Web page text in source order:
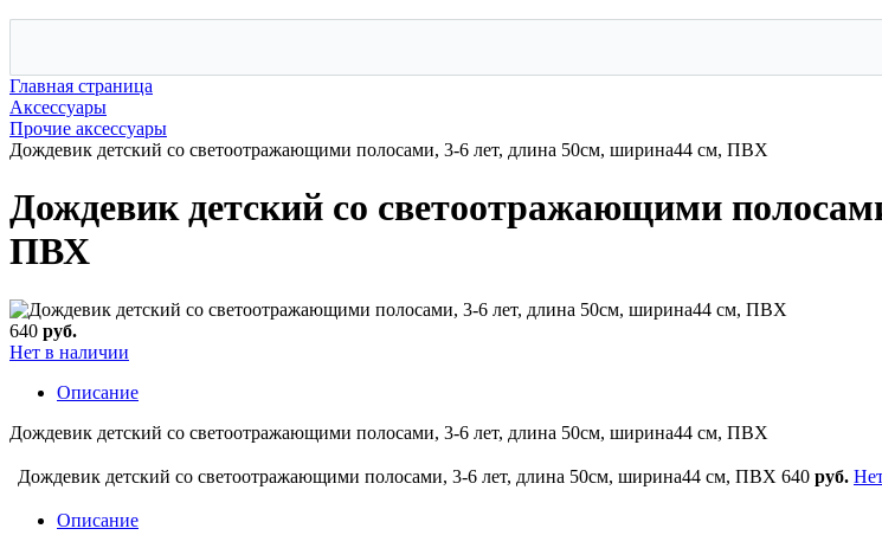
Главная страница
Аксессуары
Прочие аксессуары
Дождевик детский со светоотражающими полосами, 3-6 лет, длина 50см, ширина44 см, ПВХ
Дождевик детский со светоотражающими
ПВХ
640 руб.
Нет в наличии
Описание
Дождевик детский со светоотражающими полосами, 3-6 лет, длина 50см, ширина44 см, ПВХ
Дождевик детский со светоотражающими полосами, 3-6 лет, длина 50см, ширина44 см, ПВХ 640 руб.
Описание